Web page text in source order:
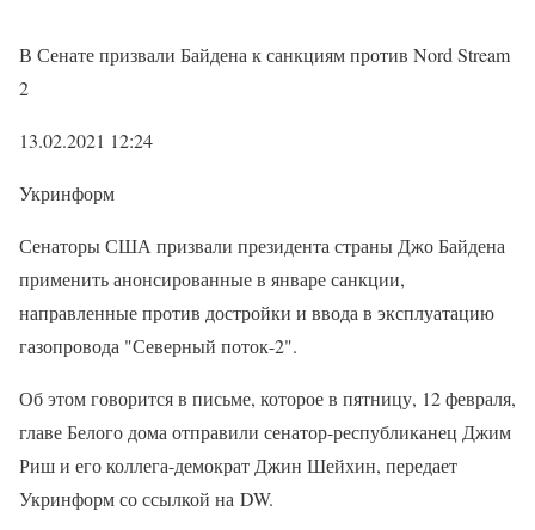
В Сенате призвали Байдена к санкциям против Nord Stream
2
13.02.2021 12:24
Укринформ
Сенаторы США призвали президента страны Джо Байдена
применить анонсированные в январе санкции,
направленные против достройки и ввода в эксплуатацию
газопровода "Северный поток-2".
Об этом говорится в письме, которое в пятницу, 12 февраля,
главе Белого дома отправили сенатор-республиканец Джим
Риш и его коллега-демократ Джин Шейхин, передает
Укринформ со ссылкой на DW.